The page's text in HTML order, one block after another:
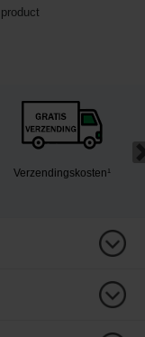
Verzendingskosten¹